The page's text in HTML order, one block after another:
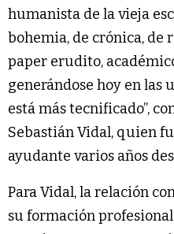
humanista de la vieja
bohemia, de crónica, de
paper erudito,
generándose hoy en las
está más tecnificado”,
Sebastián Vidal, quien
ayudante varios años
Para Vidal, la relación
su formación